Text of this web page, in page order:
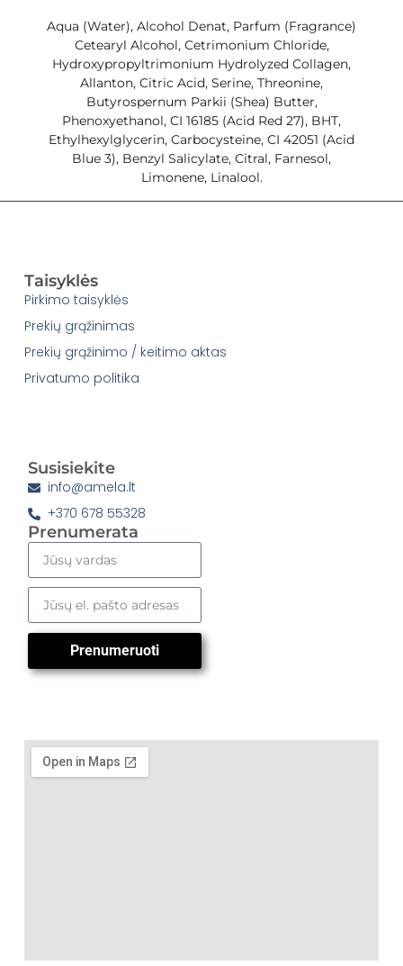
Aqua (Water), Alcohol Denat, Parfum (Fragrance)
Cetearyl Alcohol, Cetrimonium Chloride,
Hydroxypropyltrimonium Hydrolyzed Collagen,
Allanton, Citric Acid, Serine, Threonine,
Butyrospernum Parkii (Shea) Butter,
Phenoxyethanol, CI 16185 (Acid Red 27), BHT,
Ethylhexylglycerin, Carbocysteine, CI 42051 (Acid
Blue 3), Benzyl Salicylate, Citral, Farnesol,
Limonene, Linalool.
Taisyklės
Pirkimo taisyklės
Prekių grąžinimas
Prekių grąžinimo / keitimo aktas
Privatumo politika
Susisiekite
info@amela.lt
+370 678 55328
Prenumerata
Prenumeruoti